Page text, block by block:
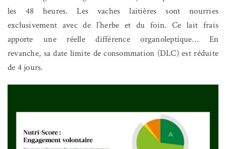
les 48 heures. Les vaches laitières sont nourries
exclusivement avec de l’herbe et du foin. Ce lait frais
apporte une réelle différence organoleptique… En
revanche, sa date limite de consommation (DLC) est réduite
de 4 jours.